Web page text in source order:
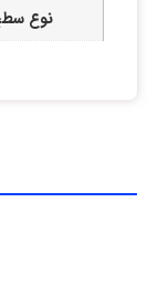
نوع